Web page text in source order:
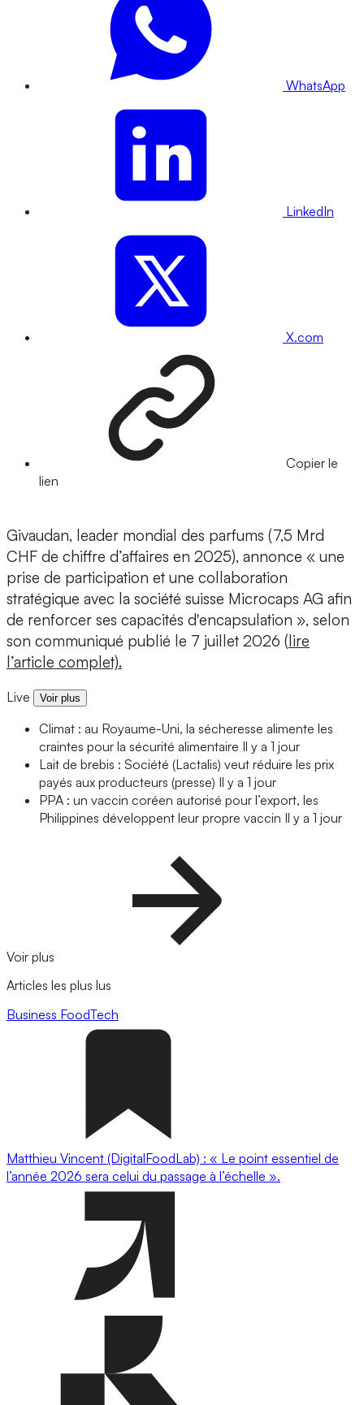
WhatsApp
LinkedIn
X.com
Copier le
lien
Givaudan, leader mondial des parfums (7,5 Mrd
CHF de chiffre d’affaires en 2025), annonce « une
prise de participation et une collaboration
stratégique avec la société suisse Microcaps AG afin
de renforcer ses capacités d'encapsulation », selon
son communiqué publié le 7 juillet 2026 (lire
l’article complet).
Live Voir plus
Climat : au Royaume-Uni, la sécheresse alimente les
craintes pour la sécurité alimentaire Il y a 1 jour
Lait de brebis : Société (Lactalis) veut réduire les prix
payés aux producteurs (presse) Il y a 1 jour
PPA : un vaccin coréen autorisé pour l’export, les
Philippines développent leur propre vaccin Il y a 1 jour
Voir plus
Articles les plus lus
Business FoodTech
Matthieu Vincent (DigitalFoodLab) : « Le point essentiel de
l’année 2026 sera celui du passage à l’échelle ».